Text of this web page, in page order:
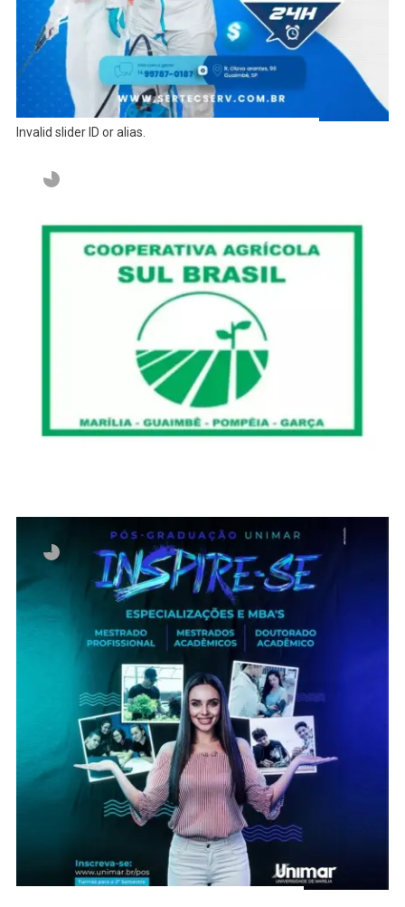
Invalid slider ID or alias.